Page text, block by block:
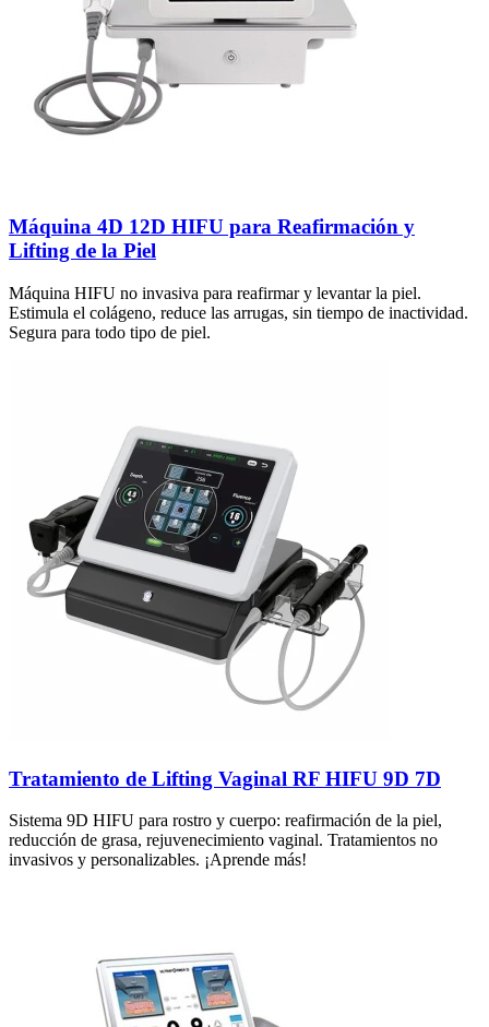
Máquina 4D 12D HIFU para Reafirmación y
Lifting de la Piel
Máquina HIFU no invasiva para reafirmar y levantar la piel.
Estimula el colágeno, reduce las arrugas, sin tiempo de inactividad.
Segura para todo tipo de piel.
Tratamiento de Lifting Vaginal RF HIFU 9D 7D
Sistema 9D HIFU para rostro y cuerpo: reafirmación de la piel,
reducción de grasa, rejuvenecimiento vaginal. Tratamientos no
invasivos y personalizables. ¡Aprende más!